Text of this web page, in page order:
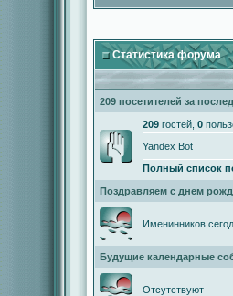
Статистика форума
209 посетителей за
209 гостей, 0
Yandex Bot
Полный список
Поздравляем с днем
Именинников
Будущие календарные
Отсутствуют